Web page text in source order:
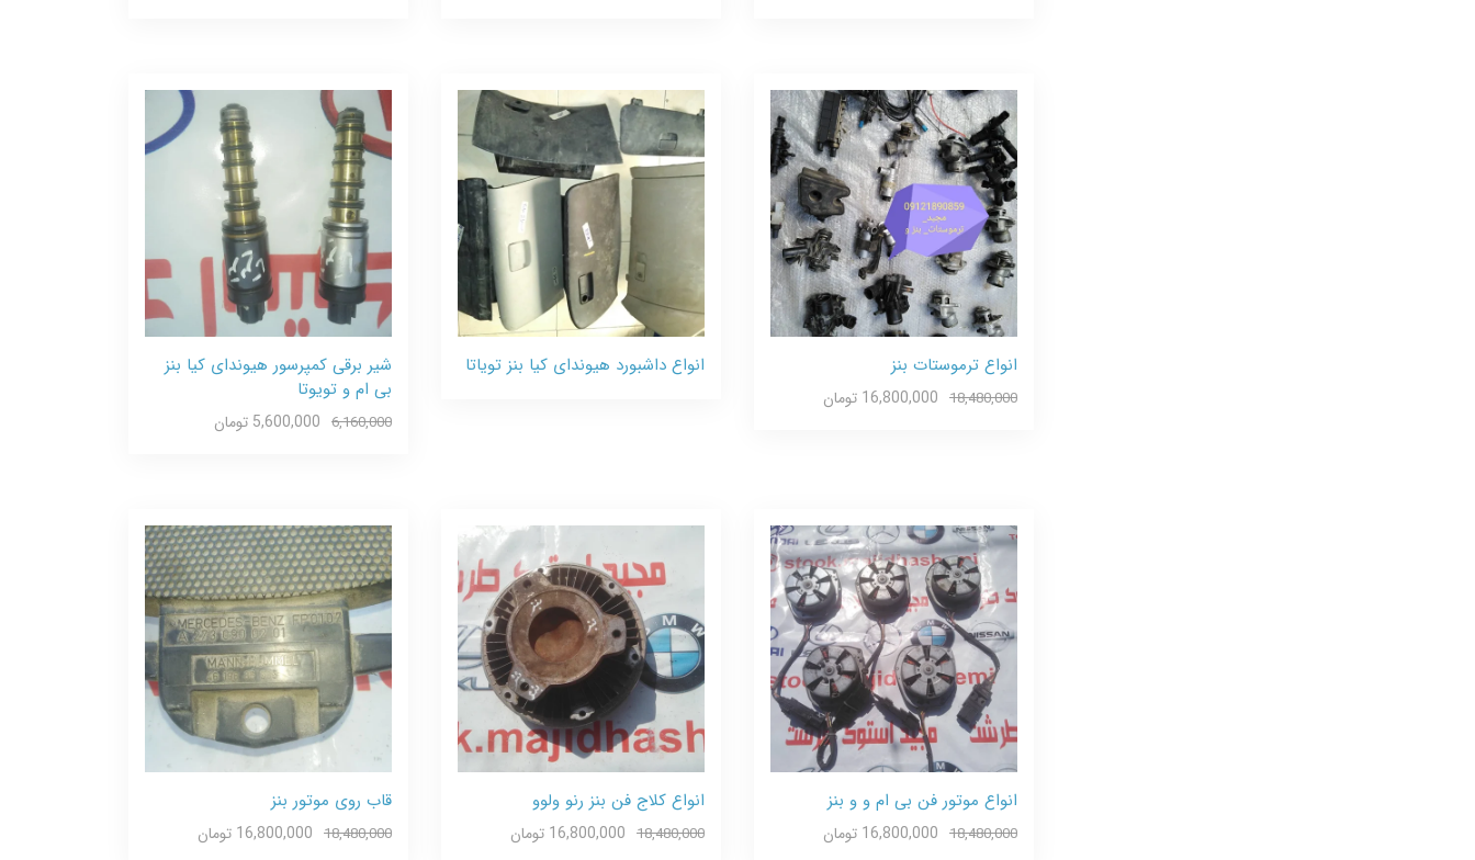
انواع ترموستات بنز
18,480,000 16,800,000 تومان
انواع داشبورد هیوندای کیا بنز تویاتا
شیر برقی کمپرسور هیوندای کیا بنز
بی ام و تویوتا
6,160,000 5,600,000 تومان
انواع موتور فن بی ام و و بنز
18,480,000 16,800,000 تومان
انواع کلاج فن بنز رنو ولوو
18,480,000 16,800,000 تومان
قاب روی موتور بنز
18,480,000 16,800,000 تومان